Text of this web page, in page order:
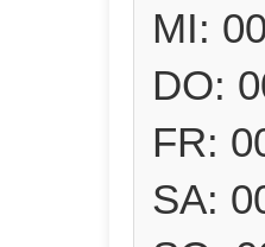
MI:
DO:
FR:
SA: